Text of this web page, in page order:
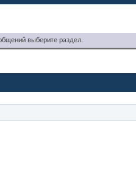
выберите раздел.